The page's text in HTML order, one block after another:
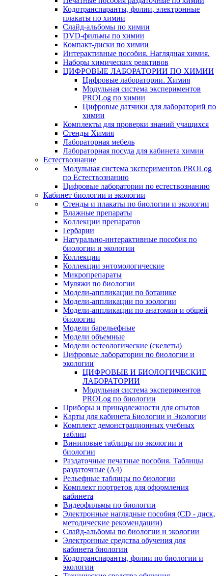
Кодотранспаранты, фолии, электронные
плакаты по химии
Слайд-альбомы по химии
DVD-фильмы по химии
Компакт-диски по химии
Интерактивные пособия. Наглядная химия.
Наборы химических реактивов
ЦИФРОВЫЕ ЛАБОРАТОРИИ ПО ХИМИИ
Цифровые лаборатории. Химия
Модульная система экспериментов
PROLog по химии
Цифровые датчики для лабораторий по
химии
Комплекты для проверки знаний учащихся
Стенды Химия
Лабораторная мебель
Лабораторная посуда для кабинета химии
Естествознание
Модульная система экспериментов PROLog
по Естествознанию
Цифровые лаборатории по естествознанию
Кабинет биологии и экологии
Стенды и плакаты по биологии и экологии
Влажные препараты
Коллекции препаратов
Гербарии
Натурально-интерактивные пособия по
биологии и экологии
Коллекции
Коллекции энтомологические
Микропрепараты
Муляжи по биологии
Модели-аппликации по ботанике
Модели-аппликации по зоологии
Модели-аппликации по анатомии и общей
биологии
Модели барельефные
Модели объемные
Модели остеологические (скелеты)
Цифровые лаборатории по биологии и
экологии
ЦИФРОВЫЕ И БИОЛОГИЧЕСКИЕ
ЛАБОРАТОРИИ
Модульная система экспериментов
PROLog по биологии
Приборы и принадлежности для опытов
Карты для кабинета Биологии и Экологии
Комплект демонстрационных учебных
таблиц
Виниловые таблицы по экологии и
биологии
Раздаточные печатные пособия. Таблицы
раздаточные (А4)
Рельефные таблицы по биологии
Комплект портретов для оформления
кабинета
Видеофильмы по биологии
Электронные наглядные пособия (CD - диск,
методические рекомендации)
Слайд-альбомы по биологии и экологии
Электронные средства обучения для
кабинета биологии
Кодотранспаранты, фолии по биологии и
экологии